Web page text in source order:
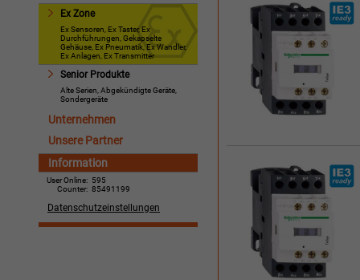
Ex Zone
Ex Sensoren, Ex Taster, Ex
Durchführungen, Gekapselte
Gehäuse, Ex Pneumatik, Ex Wandler,
Ex Anlagen, Ex Transmitter
Senior Produkte
Alte Serien, Abgekündigte Geräte,
Sondergeräte
Unternehmen
Unsere Partner
Information
User Online: 595
Counter: 85491199
Datenschutzeinstellungen